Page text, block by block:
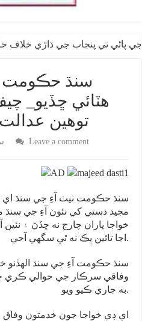
پاڻي تي پنجاب جي ڌاڙي خلاف
سنڌ حڪومت
هٽائي ڇڏيو_
توهين
Leave a comment
سنڌ حڪومت نيٺ آءِ جي سنڌ اي
مجيد دستي کي نئون آءِ جي سنڌ
خواجا پاران چارج نه ڇڏڻ ۽
اڃا تائين پڪ نه ٿي سگهي آحي.
سنڌ حڪومت آءِ جي سنڌ الهڏنو
وفاقي سرڪار جي حوالي ڪري
به جاري ڪيو ويو.
اي ڊي خواجا جون خدمتون